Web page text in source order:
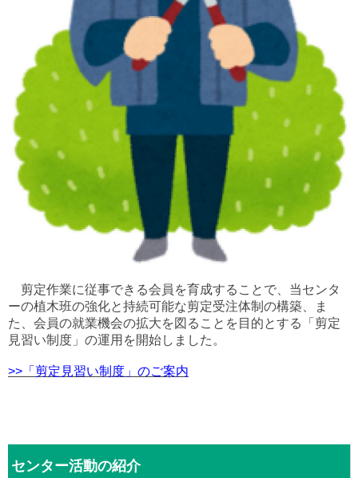
剪定作業に従事できる会員を育成することで、当センタ
ーの植木班の強化と持続可能な剪定受注体制の構築、ま
た、会員の就業機会の拡大を図ることを目的とする「剪定
見習い制度」の運用を開始しました。
>>「剪定見習い制度」のご案内
センター活動の紹介